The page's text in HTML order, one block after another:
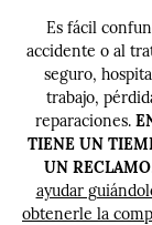
Es fácil
accidente o al
seguro,
trabajo,
reparaciones.
TIENE UN
UN RECLAMO
ayudar
obtenerle la